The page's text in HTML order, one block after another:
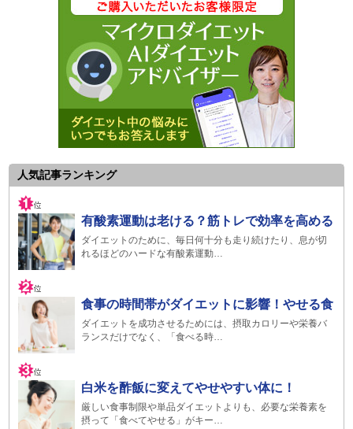
人気記事ランキング
有酸素運動は老ける？筋トレで効率を高める
ダイエットのために、毎日何十分も走り続けたり、息が切
れるほどのハードな有酸素運動…
食事の時間帯がダイエットに影響！やせる食
ダイエットを成功させるためには、摂取カロリーや栄養バ
ランスだけでなく、「食べる時…
白米を酢飯に変えてやせやすい体に！
厳しい食事制限や単品ダイエットよりも、必要な栄養素を
摂って「食べてやせる」がキー…